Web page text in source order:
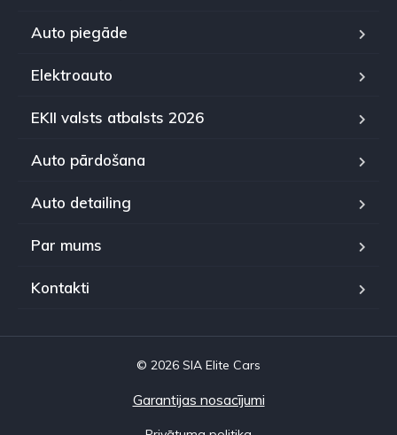
Auto piegāde
Elektroauto
EKII valsts atbalsts 2026
Auto pārdošana
Auto detailing
Par mums
Kontakti
© 2026 SIA Elite Cars
Garantijas nosacījumi